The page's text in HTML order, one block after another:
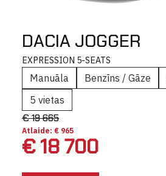
DACIA JOGGER
EXPRESSION 5-SEATS
Manuāla Benzīns / Gāze
5 vietas
€ 19 665
Atlaide: € 965
€ 18 700